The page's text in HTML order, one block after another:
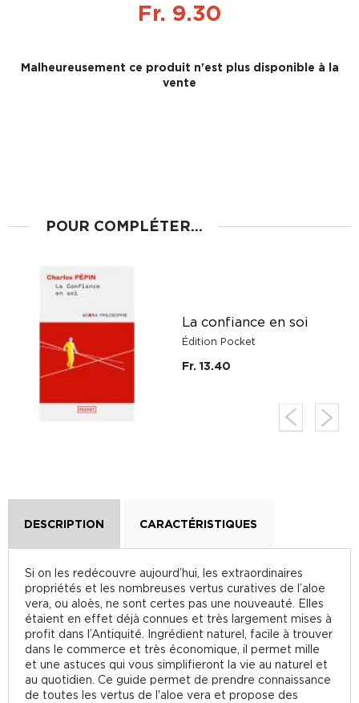
Fr. 9.30
Malheureusement ce produit n'est plus disponible à la
vente
POUR COMPLÉTER...
La confiance en soi
Édition Pocket
Fr. 13.40
DESCRIPTION CARACTÉRISTIQUES
Si on les redécouvre aujourd’hui, les extraordinaires
propriétés et les nombreuses vertus curatives de l’aloe
vera, ou aloès, ne sont certes pas une nouveauté. Elles
étaient en effet déjà connues et très largement mises à
profit dans l’Antiquité. Ingrédient naturel, facile à trouver
dans le commerce et très économique, il permet mille
et une astuces qui vous simplifieront la vie au naturel et
au quotidien. Ce guide permet de prendre connaissance
de toutes les vertus de l'aloe vera et propose des